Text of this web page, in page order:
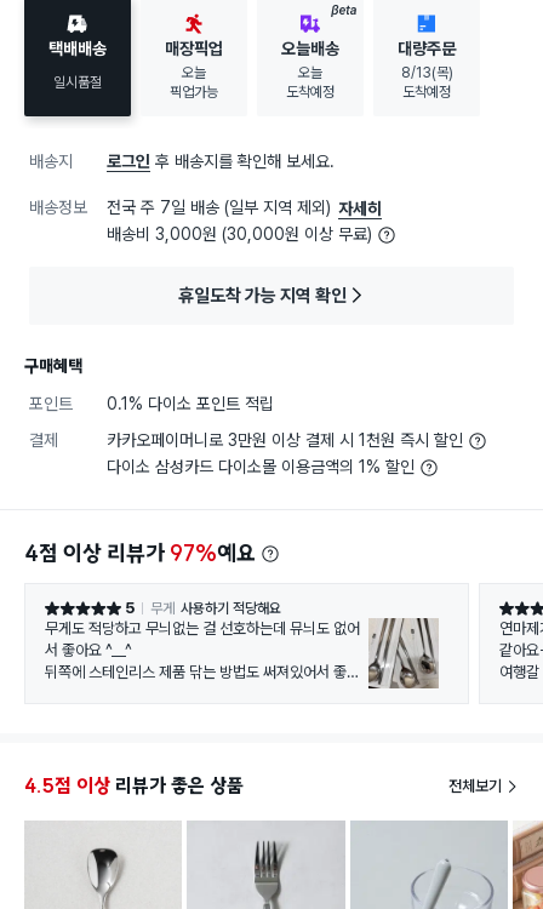
택배배송
일시품절
매장픽업
오늘
픽업가능
BETA
오늘배송
오늘
도착예정
대량주문
8/13(목)
도착예정
배송지 로그인 후 배송지를 확인해 보세요.
배송정보 전국 주 7일 배송 (일부 지역 제외) 자세히
배송비 3,000원 (30,000원 이상 무료)
휴일도착 가능 지역 확인
구매혜택
포인트
0.1% 다이소 포인트 적립
결제
카카오페이머니로 3만원 이상 결제 시 1천원 즉시 할인
다이소 삼성카드 다이소몰 이용금액의 1% 할인
4점 이상 리뷰가 97%예요
별점 5점 5 무게 사용하기 적당해요
무게도 적당하고 무늬없는 걸 선호하는데 뮤늬도 없어
서 좋아요 ^__^
뒤쪽에 스테인리스 제품 닦는 방법도 써져있어서 좋더
별점 5
연마
같아
여행
4.5점 이상 리뷰가 좋은 상품 전체보기